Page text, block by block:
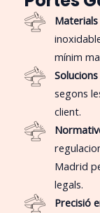
mínim
segons
client.
Madrid
legals.
Precisió